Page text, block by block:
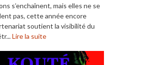
s’enchaînent, mais elles ne se
pas, cette année encore
soutient la visibilité du
Lire la suite